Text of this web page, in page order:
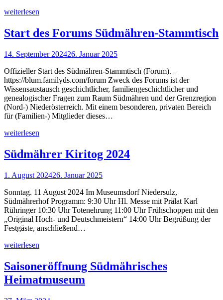
weiterlesen
Start des Forums Südmähren-Stammtisch
14. September 202426. Januar 2025
Offizieller Start des Südmähren-Stammtisch (Forum). –
https://blum.familyds.com/forum Zweck des Forums ist der
Wissensaustausch geschichtlicher, familiengeschichtlicher und
genealogischer Fragen zum Raum Südmähren und der Grenzregion
(Nord-) Niederösterreich. Mit einem besonderen, privaten Bereich
für (Familien-) Mitglieder dieses…
weiterlesen
Südmährer Kiritog 2024
1. August 202426. Januar 2025
Sonntag. 11 August 2024 Im Museumsdorf Niedersulz,
Südmährerhof Programm: 9:30 Uhr Hl. Messe mit Prälat Karl
Rühringer 10:30 Uhr Totenehrung 11:00 Uhr Frühschoppen mit den
„Original Hoch- und Deutschmeistern“ 14:00 Uhr Begrüßung der
Festgäste, anschließend…
weiterlesen
Saisoneröffnung Südmährisches
Heimatmuseum